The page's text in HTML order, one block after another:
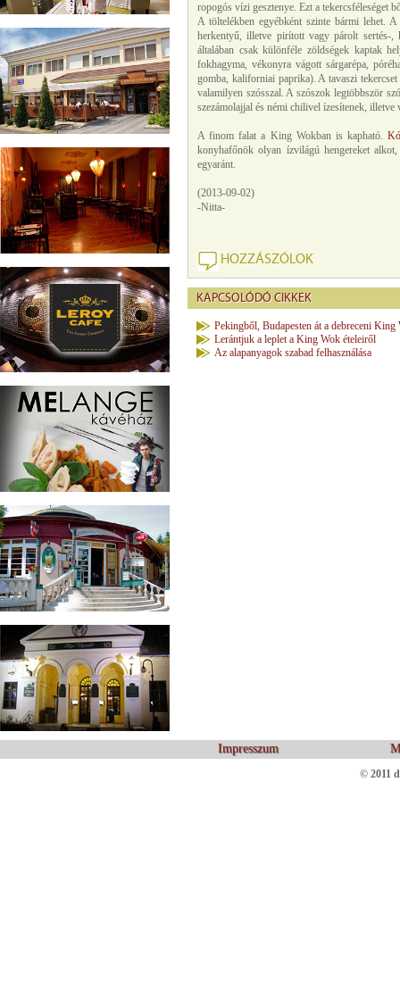
ropogós vízi gesztenye. Ezt a tekercsféleséget
A töltelékben egyébként szinte bármi lehet.
herkentyű, illetve pirított vagy párolt sertés-,
általában csak különféle zöldségek kaptak
fokhagyma, vékonyra vágott sárgarépa,
gomba, kaliforniai paprika). A tavaszi
valamilyen szósszal. A szószok legtöbbször
szezámolajjal és némi chilivel ízesítenek, illetve
A finom falat a King Wokban is kapható.
konyhafőnök olyan ízvilágú hengereket
egyaránt.
(2013-09-02)
-Nitta-
HOZZÁSZÓLOK
KAPCSOLÓDÓ CIKKEK
Pekingből, Budapesten át a debreceni King
Lerántjuk a leplet a King Wok ételeiről
Az alapanyagok szabad felhasználása
Impresszum
© 2011